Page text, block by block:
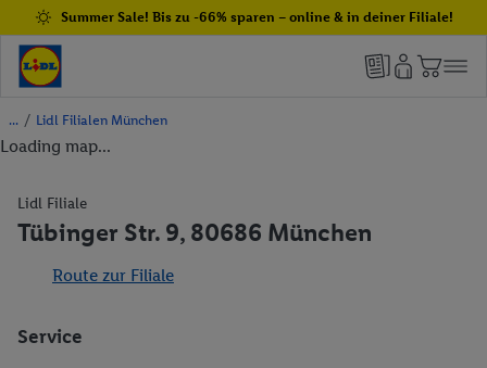
Summer Sale! Bis zu -66% sparen – online & in deiner Filiale!
/ Lidl Filialen München
Loading map...
Lidl Filiale
Tübinger Str. 9, 80686 München
Route zur Filiale
Service